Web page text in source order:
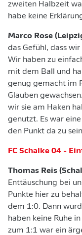
zweiten Halbzeit
habe keine
Marco Rose
das Gefühl, dass
Wir haben zu
mit dem Ball und
genug gemacht im
Glauben
wir sie am Haken
genutzt. Es war
den Punkt da zu
FC Schalke 04 -
Thomas Reis
Enttäuschung bei
Punkte hier zu
dem 1:0. Dann
haben keine Ruhe
zum 1:1 war ein